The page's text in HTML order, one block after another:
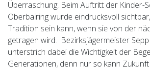
Überraschung. Beim Auftritt der Kinder-
Oberbairing wurde eindrucksvoll
Tradition sein kann, wenn sie von der
getragen wird. Bezirksjägermeister
unterstrich dabei die Wichtigkeit der
Generationen, denn nur so kann